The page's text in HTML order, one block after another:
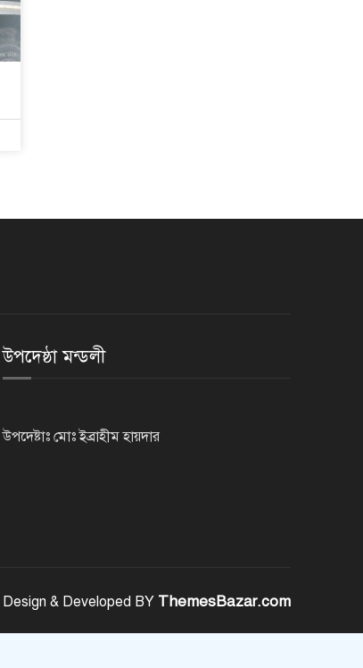
উপদেষ্ঠা মন্ডলী
উপদেষ্টাঃ মোঃ ইব্রাহীম হায়দার
Design & Developed BY ThemesBazar.com